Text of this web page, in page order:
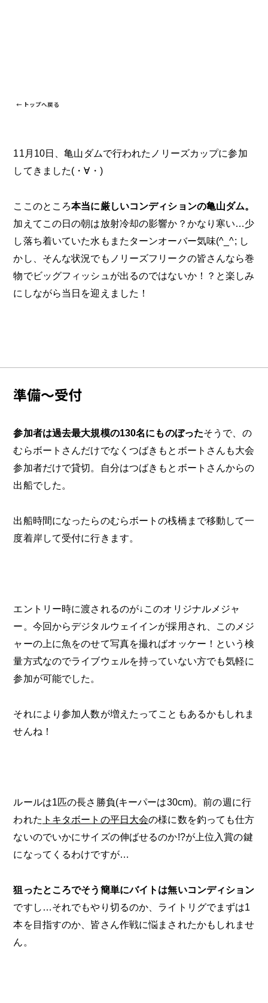
← トップへ戻る
11月10日、亀山ダムで行われたノリーズカップに参加
してきました(・∀・)
ここのところ本当に厳しいコンディションの亀山ダム。
加えてこの日の朝は放射冷却の影響か？かなり寒い…少
し落ち着いていた水もまたターンオーバー気味(^_^; し
かし、そんな状況でもノリーズフリークの皆さんなら巻
物でビッグフィッシュが出るのではないか！？と楽しみ
にしながら当日を迎えました！
準備〜受付
参加者は過去最大規模の130名にものぼったそうで、の
むらボートさんだけでなくつばきもとボートさんも大会
参加者だけで貸切。自分はつばきもとボートさんからの
出船でした。
出船時間になったらのむらボートの桟橋まで移動して一
度着岸して受付に行きます。
エントリー時に渡されるのが↓このオリジナルメジャ
ー。今回からデジタルウェイインが採用され、このメジ
ャーの上に魚をのせて写真を撮ればオッケー！という検
量方式なのでライブウェルを持っていない方でも気軽に
参加が可能でした。
それにより参加人数が増えたってこともあるかもしれま
せんね！
ルールは1匹の長さ勝負(キーパーは30cm)。前の週に行
われた トキタボートの平日大会の様に数を釣っても仕方
ないのでいかにサイズの伸ばせるのか!?が上位入賞の鍵
になってくるわけですが…
狙ったところでそう簡単にバイトは無いコンディション
ですし…それでもやり切るのか、ライトリグでまずは1
本を目指すのか、皆さん作戦に悩まされたかもしれませ
ん。